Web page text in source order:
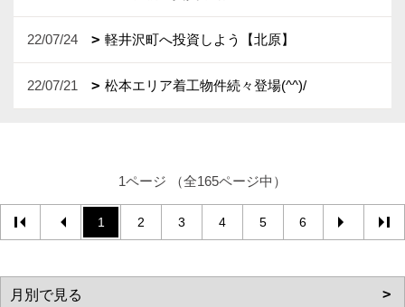
22/07/24 軽井沢町へ投資しよう【北原】
22/07/21 松本エリア着工物件続々登場(^^)/
1ページ （全165ページ中）
1 2 3 4 5 6